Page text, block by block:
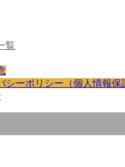
覧
シーポリシー（個人情報保